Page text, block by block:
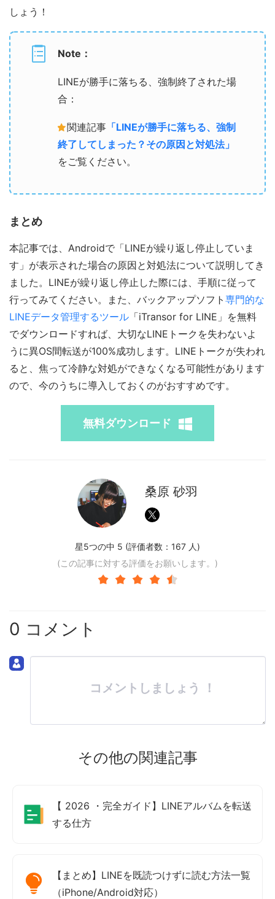
しょう！
Note：
LINEが勝手に落ちる、強制終了された場
合：
関連記事 「LINEが勝手に落ちる、強制
終了してしまった？その原因と対処法」
をご覧ください。
まとめ
本記事では、Androidで「LINEが繰り返し停止していま
す」が表示された場合の原因と対処法について説明してき
ました。LINEが繰り返し停止した際には、手順に従って
行ってみてください。また、バックアップソフト 専門的な
LINEデータ管理するツール 「iTransor for LINE」を無料
でダウンロードすれば、大切なLINEトークを失わないよ
うに異OS間転送が100%成功します。LINEトークが失われ
ると、焦って冷静な対処ができなくなる可能性があります
ので、今のうちに導入しておくのがおすすめです。
無料ダウンロード
桑原 砂羽
星5つの中 5 (評価者数： 167 人)
(この記事に対する評価をお願いします。)
0 コメント
コメントしましょう ！
その他の関連記事
【 2026 ・完全ガイド】LINEアルバムを転送
する仕方
【まとめ】LINEを既読つけずに読む方法一覧
（iPhone/Android対応）